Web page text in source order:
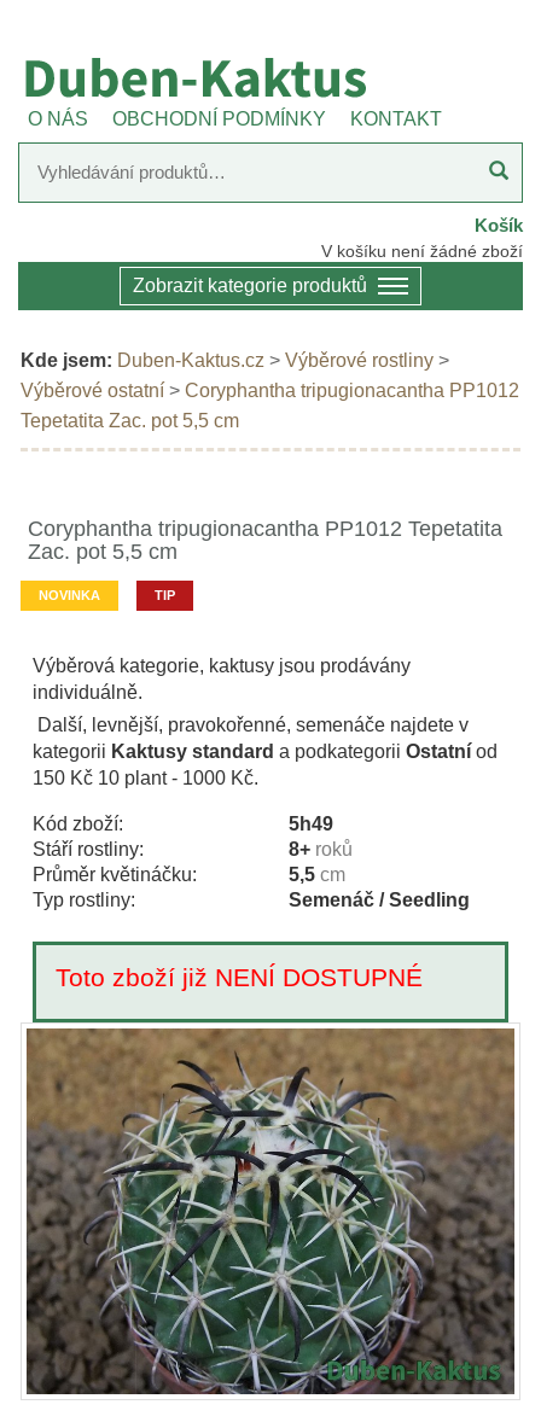
O NÁS OBCHODNÍ PODMÍNKY KONTAKT
Košík
V košíku není žádné zboží
Zobrazit kategorie produktů
Kde jsem: Duben-Kaktus.cz > Výběrové rostliny >
Výběrové ostatní > Coryphantha tripugionacantha PP1012
Tepetatita Zac. pot 5,5 cm
Coryphantha tripugionacantha PP1012 Tepetatita
Zac. pot 5,5 cm
NOVINKA TIP
Výběrová kategorie, kaktusy jsou prodávány
individuálně.
Další, levnější, pravokořenné, semenáče najdete v
kategorii Kaktusy standard a podkategorii Ostatní od
150 Kč 10 plant - 1000 Kč.
Kód zboží:
5h49
Stáří rostliny:
8+ roků
Průměr květináčku:
5,5 cm
Typ rostliny:
Semenáč / Seedling
Toto zboží již NENÍ DOSTUPNÉ